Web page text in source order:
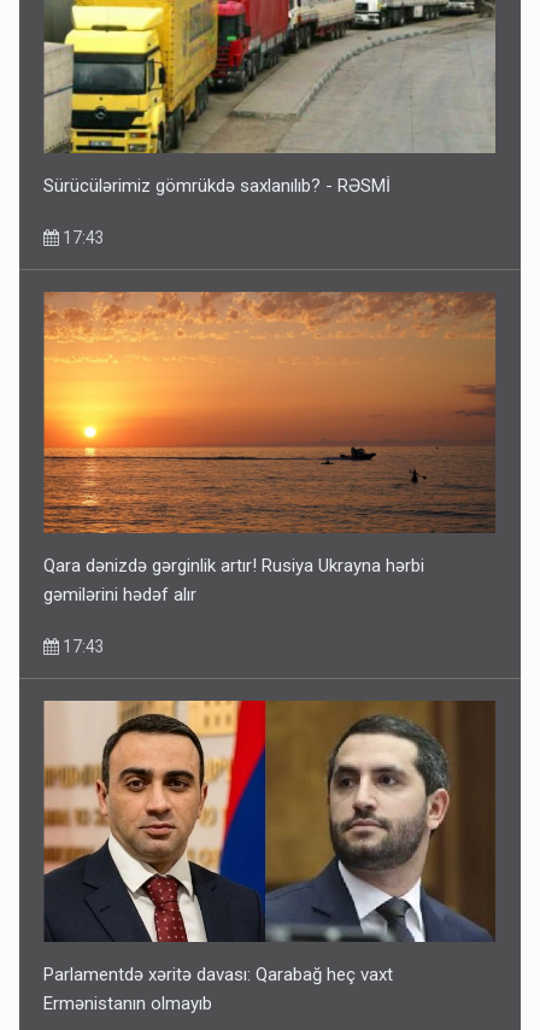
Sürücülərimiz gömrükdə saxlanılıb? - RƏSMİ
17:43
Qara dənizdə gərginlik artır! Rusiya Ukrayna hərbi
gəmilərini hədəf alır
17:43
Parlamentdə xəritə davası: Qarabağ heç vaxt
Ermənistanın olmayıb